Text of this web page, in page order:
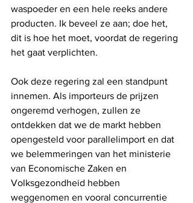
waspoeder en een hele reeks andere
producten. Ik beveel ze aan; doe het,
dit is hoe het moet, voordat de regering
het gaat verplichten.
Ook deze regering zal een standpunt
innemen. Als importeurs de prijzen
ongeremd verhogen, zullen ze
ontdekken dat we de markt hebben
opengesteld voor parallelimport en dat
we belemmeringen van het ministerie
van Economische Zaken en
Volksgezondheid hebben
weggenomen en vooral concurrentie